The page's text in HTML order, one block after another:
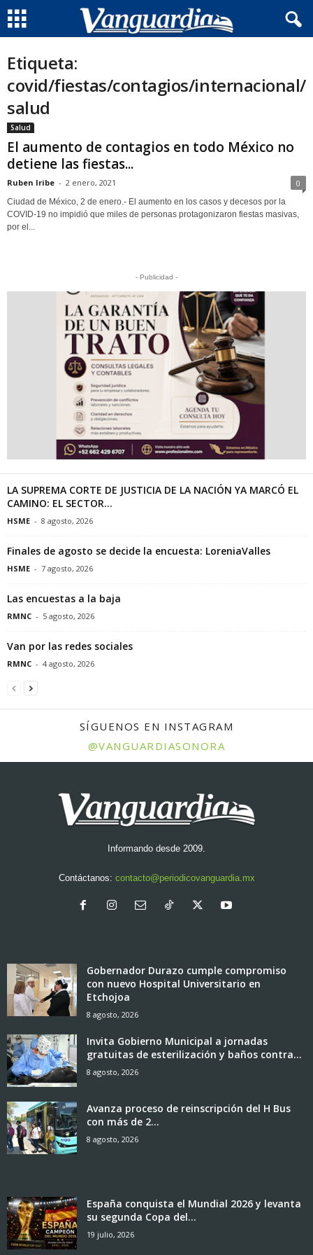
Etiqueta:
covid/fiestas/contagios/internacional/
salud
Salud
El aumento de contagios en todo México no
detiene las fiestas...
Ruben Iribe - 2 enero, 2021 0
Ciudad de México, 2 de enero.- El aumento en los casos y decesos por la
COVID-19 no impidió que miles de personas protagonizaron fiestas masivas,
por el...
- Publicidad -
LA SUPREMA CORTE DE JUSTICIA DE LA NACIÓN YA MARCÓ EL
CAMINO: EL SECTOR...
HSME - 8 agosto, 2026
Finales de agosto se decide la encuesta: LoreniaValles
HSME - 7 agosto, 2026
Las encuestas a la baja
RMNC - 5 agosto, 2026
Van por las redes sociales
RMNC - 4 agosto, 2026
SÍGUENOS EN INSTAGRAM
@VANGUARDIASONORA
Informando desde 2009.
Contáctanos: contacto@periodicovanguardia.mx
Gobernador Durazo cumple compromiso
con nuevo Hospital Universitario en
Etchojoa
8 agosto, 2026
Invita Gobierno Municipal a jornadas
gratuitas de esterilización y baños contra...
8 agosto, 2026
Avanza proceso de reinscripción del H Bus
con más de 2...
8 agosto, 2026
España conquista el Mundial 2026 y levanta
su segunda Copa del...
19 julio, 2026